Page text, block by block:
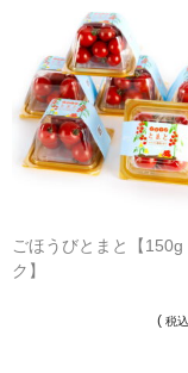
ごほうびとまと【150g
ク】
( 税込